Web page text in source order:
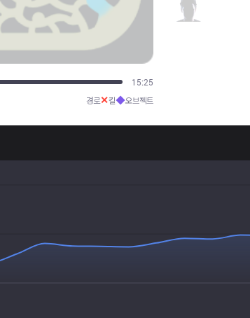
19:15
경로✕킬◆오브젝트